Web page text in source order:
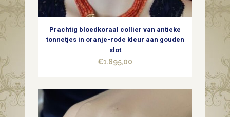
Prachtig bloedkoraal collier van antieke
tonnetjes in oranje-rode kleur aan gouden
slot
€1.895,00